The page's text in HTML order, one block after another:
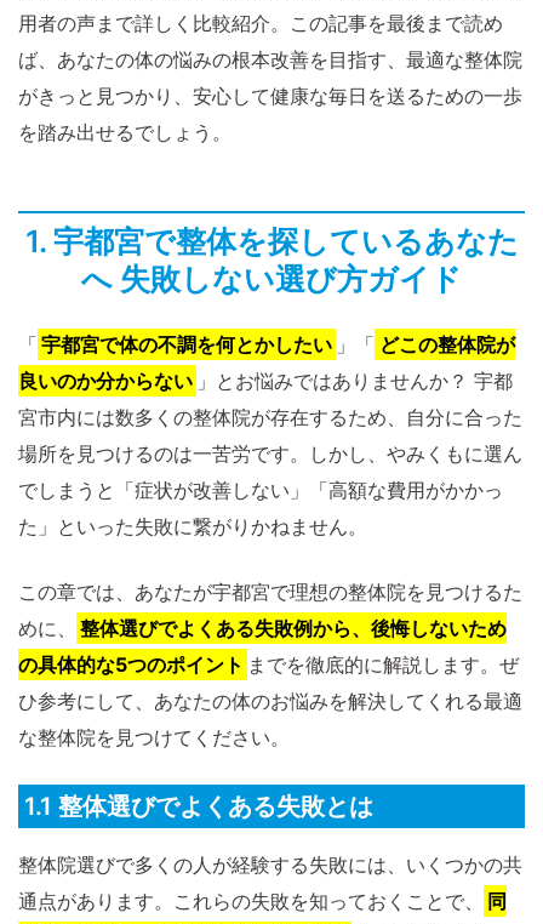
用者の声まで詳しく比較紹介。この記事を最後まで読め
ば、あなたの体の悩みの根本改善を目指す、最適な整体院
がきっと見つかり、安心して健康な毎日を送るための一歩
を踏み出せるでしょう。
1. 宇都宮で整体を探しているあなた
へ 失敗しない選び方ガイド
「 宇都宮で体の不調を何とかしたい 」「 どこの整体院が
良いのか分からない 」とお悩みではありませんか？ 宇都
宮市内には数多くの整体院が存在するため、自分に合った
場所を見つけるのは一苦労です。しかし、やみくもに選ん
でしまうと「症状が改善しない」「高額な費用がかかっ
た」といった失敗に繋がりかねません。
この章では、あなたが宇都宮で理想の整体院を見つけるた
めに、
整体選びでよくある失敗例から、後悔しないため
の具体的な5つのポイント までを徹底的に解説します。ぜ
ひ参考にして、あなたの体のお悩みを解決してくれる最適
な整体院を見つけてください。
1.1 整体選びでよくある失敗とは
整体院選びで多くの人が経験する失敗には、いくつかの共
通点があります。これらの失敗を知っておくことで、
同